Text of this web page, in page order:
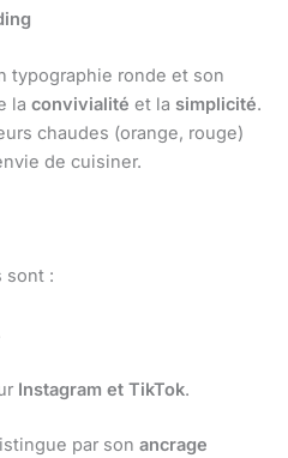
typographie ronde et son
la convivialité et la simplicité.
chaudes (orange, rouge)
de cuisiner.
sont :
Instagram et TikTok.
par son ancrage